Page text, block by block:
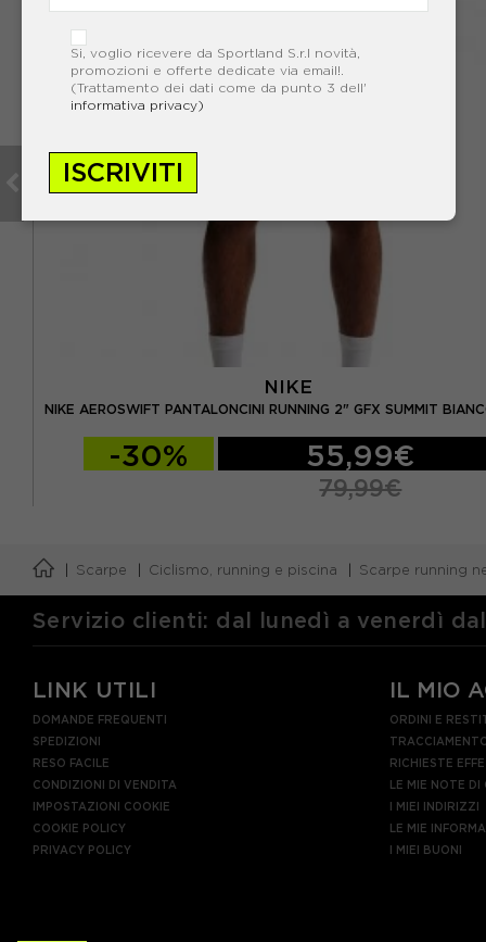
NIKE
NIKE AEROSWIFT PANTALONCINI RUNNING 2" GFX SUMMIT
-30% 55,99€
79,99€
Scarpe Ciclismo, running e piscina Scarpe running
Si, voglio ricevere da Sportland S.r.l novità,
promozioni e offerte dedicate via email!.
(Trattamento dei dati come da punto 3 dell'
informativa privacy)
ISCRIVITI
Servizio clienti: dal lunedì a venerdì
LINK UTILI
DOMANDE FREQUENTI
SPEDIZIONI
RESO FACILE
CONDIZIONI DI VENDITA
IMPOSTAZIONI COOKIE
COOKIE POLICY
PRIVACY POLICY
IL MIO
ORDINI E
RICHIESTE
LE MIE NOTE DI
I MIEI INDIRIZZI
LE MIE
I MIEI BUONI